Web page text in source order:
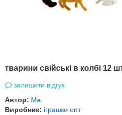
тварини свійські в колбі 12
залишити відгук
Автор: Ма
Виробник: іграшки опт